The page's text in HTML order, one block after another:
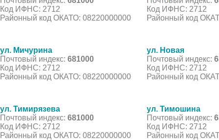
Код ИФНС: 2712
Районный код ОКАТО: 08220000000
Код ИФНС: 2712
Районный код
ул. Мичурина
Почтовый индекс: 681000
Код ИФНС: 2712
Районный код ОКАТО: 08220000000
ул. Новая
Почтовый индекс:
Код ИФНС: 2712
Районный код
ул. Тимирязева
Почтовый индекс: 681000
Код ИФНС: 2712
Районный код ОКАТО: 08220000000
ул. Тимошина
Почтовый индекс:
Код ИФНС: 2712
Районный код